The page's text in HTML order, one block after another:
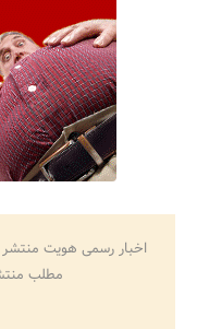
اخبار رسمی هویت
مطلب